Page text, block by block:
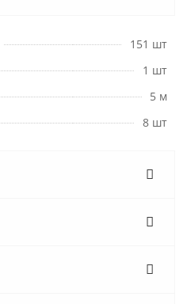
151 шт
1 шт
5 м
8 шт